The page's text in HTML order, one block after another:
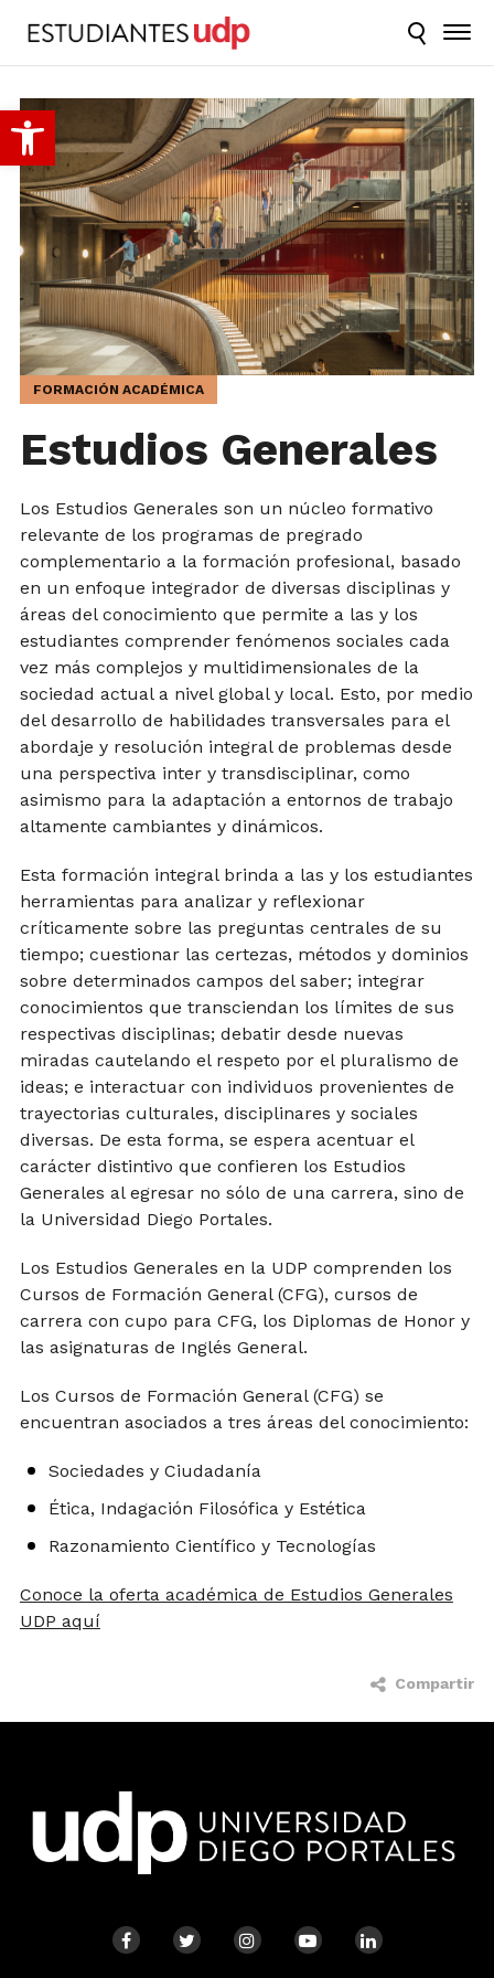
Abrir barra de herramientas
Compartir
FORMACIÓN ACADÉMICA
Estudios Generales
Los Estudios Generales son un núcleo formativo
relevante de los programas de pregrado
complementario a la formación profesional, basado
en un enfoque integrador de diversas disciplinas y
áreas del conocimiento que permite a las y los
estudiantes comprender fenómenos sociales cada
vez más complejos y multidimensionales de la
sociedad actual a nivel global y local. Esto, por medio
del desarrollo de habilidades transversales para el
abordaje y resolución integral de problemas desde
una perspectiva inter y transdisciplinar, como
asimismo para la adaptación a entornos de trabajo
altamente cambiantes y dinámicos.
Esta formación integral brinda a las y los estudiantes
herramientas para analizar y reflexionar
críticamente sobre las preguntas centrales de su
tiempo; cuestionar las certezas, métodos y dominios
sobre determinados campos del saber; integrar
conocimientos que transciendan los límites de sus
respectivas disciplinas; debatir desde nuevas
miradas cautelando el respeto por el pluralismo de
ideas; e interactuar con individuos provenientes de
trayectorias culturales, disciplinares y sociales
diversas. De esta forma, se espera acentuar el
carácter distintivo que confieren los Estudios
Generales al egresar no sólo de una carrera, sino de
la Universidad Diego Portales.
Los Estudios Generales en la UDP comprenden los
Cursos de Formación General (CFG), cursos de
carrera con cupo para CFG, los Diplomas de Honor y
las asignaturas de Inglés General.
Los Cursos de Formación General (CFG) se
encuentran asociados a tres áreas del conocimiento:
Sociedades y Ciudadanía
Ética, Indagación Filosófica y Estética
Razonamiento Científico y Tecnologías
Conoce la oferta académica de Estudios Generales
UDP aquí